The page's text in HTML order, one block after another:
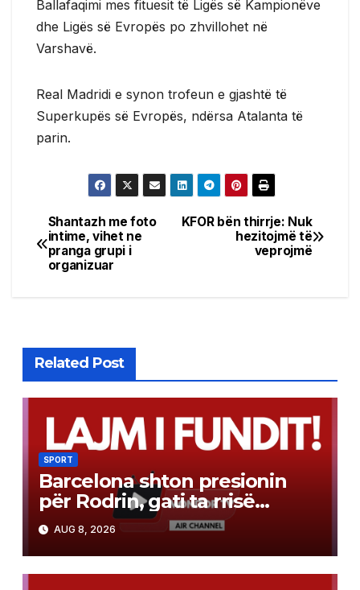
Ballafaqimi mes fituesit të Ligës së Kampionëve
dhe Ligës së Evropës po zhvillohet në
Varshavë.
Real Madridi e synon trofeun e gjashtë të
Superkupës së Evropës, ndërsa Atalanta të
parin.
Post
navigation
KFOR bën thirrje: Nuk
hezitojmë të
veprojmë
Shantazh me foto
intime, vihet ne
pranga grupi i
organizuar
Related Post
SPORT
Barcelona shton presionin
për Rodrin, gati ta rrisë
ofertën për ta mbyllur shpejt
marrëveshjen
AUG 8, 2026